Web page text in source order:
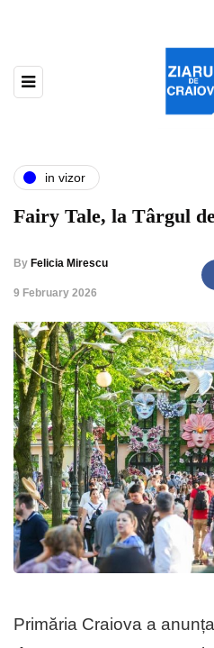
in vizor
Fairy Tale, la Târgul
By Felicia Mirescu
,9 February 2026
Primăria Craiova a